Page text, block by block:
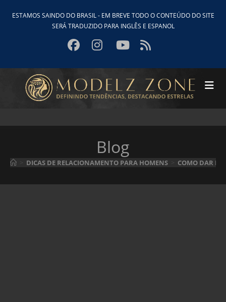
paraESTAMOS SAINDO DO BRASIL - EM BREVE TODO O CONTEÚDO DO SITE
SERÁ TRADUZIDO PARA INGLÊS E ESPANOL
Blog
DICAS DE RELACIONAMENTO PARA HOMENS COMO DAR